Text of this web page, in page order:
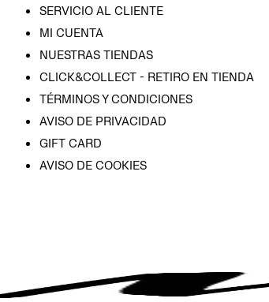
SERVICIO AL CLIENTE
MI CUENTA
NUESTRAS TIENDAS
CLICK&COLLECT - RETIRO EN TIENDA
TÉRMINOS Y CONDICIONES
AVISO DE PRIVACIDAD
GIFT CARD
AVISO DE COOKIES